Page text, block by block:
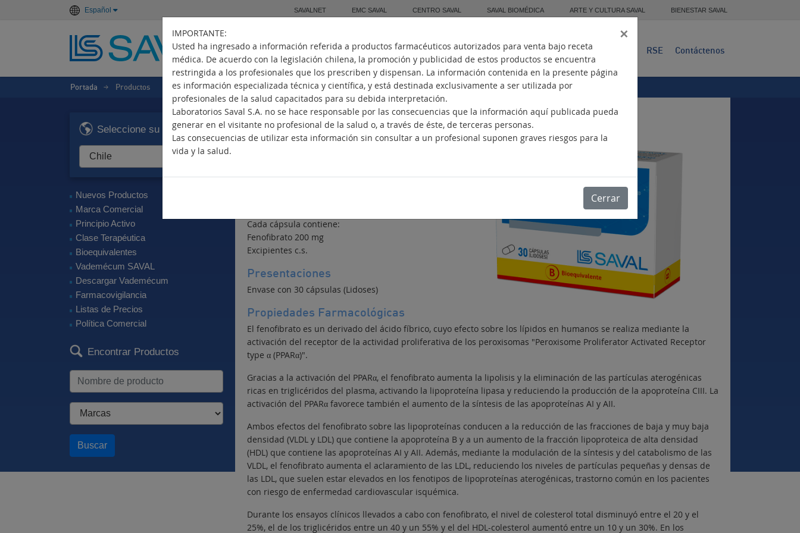
Español SAVALNET EMC SAVAL CENTRO SAVAL SAVAL BIOMÉDICA ARTE Y CULTURA SAVAL BIENESTAR SAVAL
Inicio Quiénes Somos Fabricación Presencia RSE Contáctenos
Portada > Productos
Seleccione su país
Nuevos Productos
Marca Comercial
Principio Activo
Clase Terapéutica
Bioequivalentes
Vademécum SAVAL
Descargar Vademécum
Farmacovigilancia
Listas de Precios
Política Comercial
Encontrar Productos
Buscar
×
IMPORTANTE:
Usted ha ingresado a información referida a productos farmacéuticos autorizados para venta bajo receta
médica. De acuerdo con la legislación chilena, la promoción y publicidad de estos productos se encuentra
restringida a los profesionales que los prescriben y dispensan. La información contenida en la presente página
es información especializada técnica y científica, y está destinada exclusivamente a ser utilizada por
profesionales de la salud capacitados para su debida interpretación.
Laboratorios Saval S.A. no se hace responsable por las consecuencias que la información aquí publicada pueda
generar en el visitante no profesional de la salud o, a través de éste, de terceras personas.
Las consecuencias de utilizar esta información sin consultar a un profesional suponen graves riesgos para la
vida y la salud.
Cerrar
FIBROLOW LIDOSE
Cada cápsula contiene:
Fenofibrato 200 mg
Excipientes c.s.
Presentaciones
Envase con 30 cápsulas (Lidoses)
Propiedades Farmacológicas
El fenofibrato es un derivado del ácido fíbrico, cuyo efecto sobre los lípidos en humanos se realiza mediante la
activación del receptor de la actividad proliferativa de los peroxisomas "Peroxisome Proliferator Activated Receptor
type α (PPARα)".
Gracias a la activación del PPARα, el fenofibrato aumenta la lipolisis y la eliminación de las partículas aterogénicas
ricas en triglicéridos del plasma, activando la lipoproteína lipasa y reduciendo la producción de la apoproteína CIII. La
activación del PPARα favorece también el aumento de la síntesis de las apoproteínas AI y AII.
Ambos efectos del fenofibrato sobre las lipoproteínas conducen a la reducción de las fracciones de baja y muy baja
densidad (VLDL y LDL) que contiene la apoproteína B y a un aumento de la fracción lipoproteica de alta densidad
(HDL) que contiene las apoproteínas AI y AII. Además, mediante la modulación de la síntesis y del catabolismo de las
VLDL, el fenofibrato aumenta el aclaramiento de las LDL, reduciendo los niveles de partículas pequeñas y densas de
las LDL, que suelen estar elevados en los fenotipos de lipoproteínas aterogénicas, trastorno común en los pacientes
con riesgo de enfermedad cardiovascular isquémica.
Durante los ensayos clínicos llevados a cabo con fenofibrato, el nivel de colesterol total disminuyó entre el 20 y el
25%, el de los triglicéridos entre un 40 y un 55% y el del HDL-colesterol aumentó entre un 10 y un 30%. En los